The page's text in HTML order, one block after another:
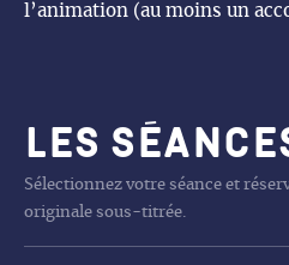
l’animation (au moins un
Les
Sélectionnez votre séance et
originale sous-titrée.